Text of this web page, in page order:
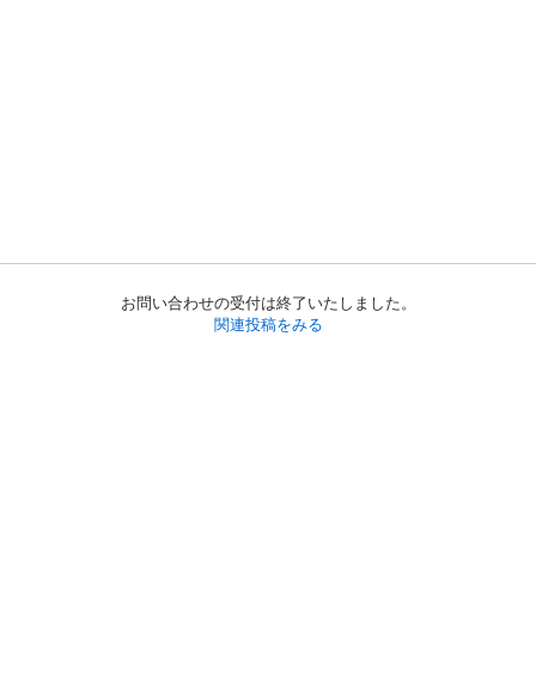
お問い合わせの受付は終了いたしました。
関連投稿をみる